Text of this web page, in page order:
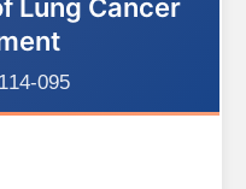
Lung Cancer
114-095